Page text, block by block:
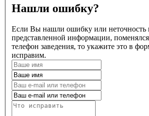
Нашли ошибку?
Если Вы нашли ошибку или неточность
представленной информации,
телефон заведения, то укажите это в
исправим.